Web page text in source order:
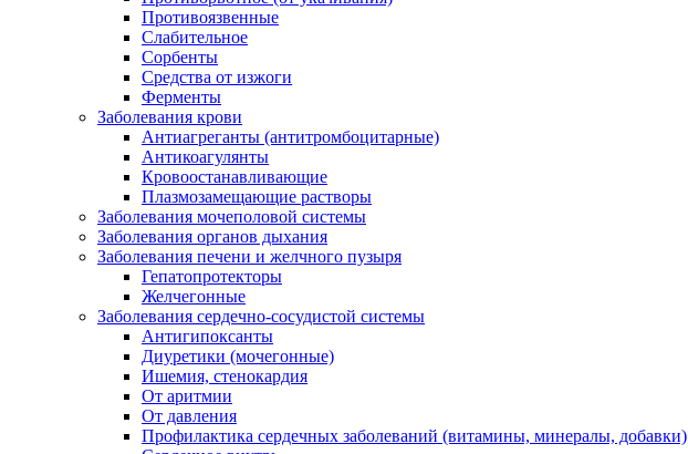
Противоязвенные
Слабительное
Сорбенты
Средства от изжоги
Ферменты
Заболевания крови
Антиагреганты (антитромбоцитарные)
Антикоагулянты
Кровоостанавливающие
Плазмозамещающие растворы
Заболевания мочеполовой системы
Заболевания органов дыхания
Заболевания печени и желчного пузыря
Гепатопротекторы
Желчегонные
Заболевания сердечно-сосудистой системы
Антигипоксанты
Диуретики (мочегонные)
Ишемия, стенокардия
От аритмии
От давления
Профилактика сердечных заболеваний (витамины, минералы, добавки)